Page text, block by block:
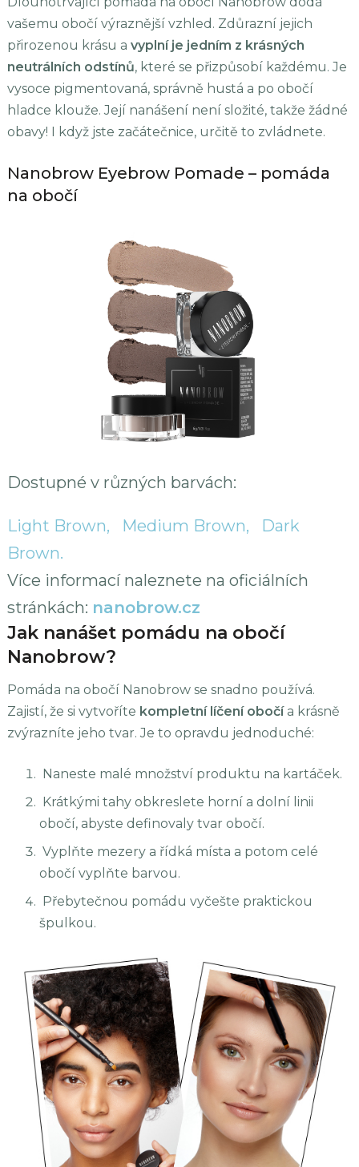
vašemu obočí výraznější vzhled. Zdůrazní jejich
přirozenou krásu a vyplní je jedním z krásných
neutrálních odstínů, které se přizpůsobí každému. Je
vysoce pigmentovaná, správně hustá a po obočí
hladce klouže. Její nanášení není složité, takže žádné
obavy! I když jste začátečnice, určitě to zvládnete.
Nanobrow Eyebrow Pomade – pomáda
na obočí
Dostupné v různých barvách:
Light Brown Medium Brown
Dark
Brown
Více informací naleznete na oficiálních
stránkách: nanobrow.cz
Jak nanášet pomádu na obočí
Nanobrow?
Pomáda na obočí Nanobrow se snadno používá.
Zajistí, že si vytvoříte kompletní líčení obočía krásně
zvýrazníte jeho tvar. Je to opravdu jednoduché:
Naneste malé množství produktu na kartáček.
Krátkými tahy obkreslete horní a dolní linii
obočí, abyste definovaly tvar obočí.
Vyplňte mezery a řídká místa a potom celé
obočí vyplňte barvou.
Přebytečnou pomádu vyčešte praktickou
špulkou.